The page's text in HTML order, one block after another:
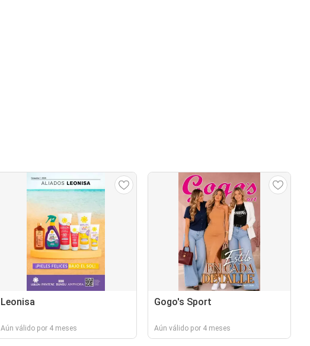
Leonisa
Aún válido por 4 meses
Gogo's Sport
Aún válido por 4 meses